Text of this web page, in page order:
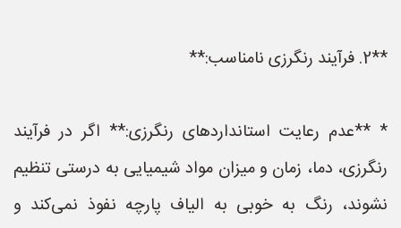
**2. فرآیند رنگرزی نامناسب:**
* **عدم رعایت استانداردهای رنگرزی:** اگر در فرآیند
رنگرزی، دما، زمان و میزان مواد شیمیایی به درستی تنظیم
نشوند، رنگ به خوبی به الیاف پارچه نفوذ نمی‌کند و